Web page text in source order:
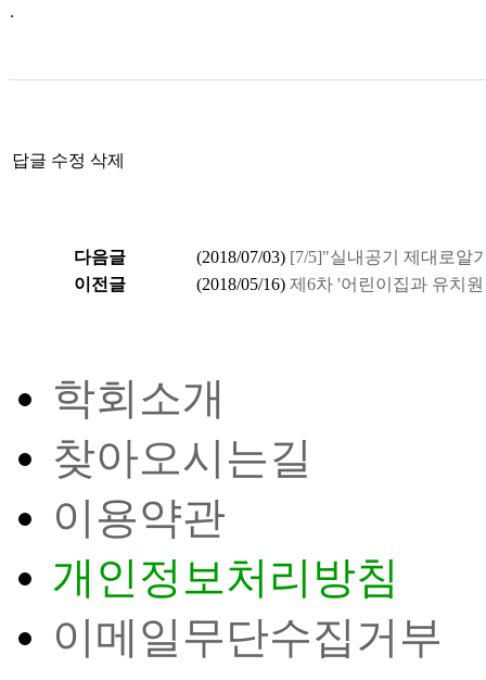
.
답글 수정 삭제
다음글 (2018/07/03) [7/5]"실내공기 제대로알
이전글
(2018/05/16) 제6차 '어린이집과 유치
학회소개
찾아오시는길
이용약관
개인정보처리방침
이메일무단수집거부